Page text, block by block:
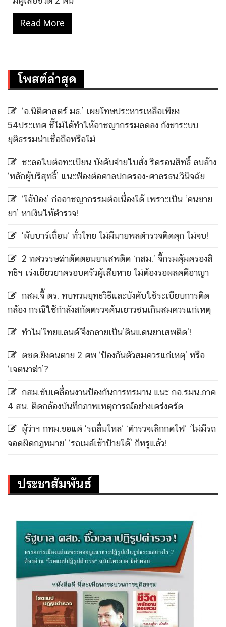
Read More
โพสต์ล่าสุด
‘อ.นิติศาสตร์ มธ.’ เผยโทษประหารเหลือเพียง
54ประเทศ ชี้ไม่ได้ทำให้อาชญากรรมลดลง กังขาระบบ
ยุติธรรมน่าเชื่อถือหรือไม่
ชะลอใบต่อทะเบียน บังคับจ่ายใบสั่ง ริดรอนสิทธิ์ ลบล้าง
‘หลักผู้บริสุทธิ์’ แนะฟ้องต่อศาลปกครอง-ศาลรธน.วินิจฉัย
‘ไอ้ป๋อง’ ก่ออาชญากรรมต่อเนื่องได้ เพราะเป็น ‘คนขาย
ยา’ หาเงินให้ตำรวจ!
‘ผับบาร์เถื่อน’ ทั่วไทย ไม่มีนายพลตำรวจติดคุก ไม่จบ!
2 ทศวรรษฆ่าตัดตอนยาเสพติด ‘กสม.’ จี้กรมคุ้มครองสิ
ทธิฯ เร่งเยียวยาครอบครัวผู้เสียหาย ไม่ต้องรอผลคดีอาญา
กสม.จี้ ตร. ทบทวนยุทธวิธีและบังคับใช้ระเบียบการติด
กล้อง กรณีใช้กำลังสกัดตรวจค้นเยาวชนเกินสมควรแก่เหตุ
ทำไม’ไทยแลนด์’จึงกลายเป็น’ดินแดนยาเสพติด’!
ตชด.ยิงคนตาย 2 ศพ ‘ป้องกันตัวสมควรแก่เหตุ’ หรือ
‘เจตนาฆ่า’?
กสม.ขับเคลื่อนงานป้องกันการทรมาน แนะ กอ.รมน.ภาค
4 สน. ติดกล้องบันทึกภาพเหตุการณ์อย่างเคร่งครัด
ผู้ว่าฯ กทม.ขอแค่ ‘รถลื่นไหล’ ‘ตำรวจเลิกกดไฟ’ ‘ไม่มีรถ
จอดผิดกฎหมาย’ ‘รถเมล์เข้าป้ายได้’ ก็หรูแล้ว!
ประชาสัมพันธ์